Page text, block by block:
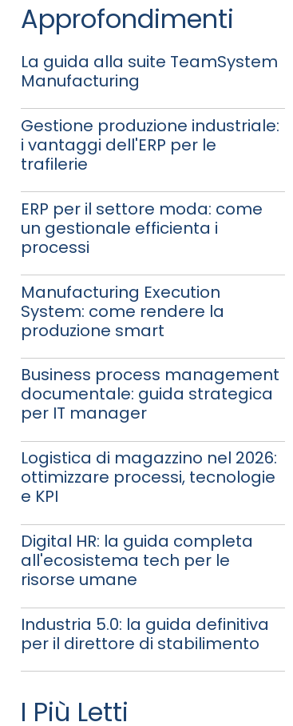
Approfondimenti
La guida alla suite TeamSystem
Manufacturing
Gestione produzione industriale:
i vantaggi dell'ERP per le
trafilerie
ERP per il settore moda: come
un gestionale efficienta i
processi
Manufacturing Execution
System: come rendere la
produzione smart
Business process management
documentale: guida strategica
per IT manager
Logistica di magazzino nel 2026:
ottimizzare processi, tecnologie
e KPI
Digital HR: la guida completa
all'ecosistema tech per le
risorse umane
Industria 5.0: la guida definitiva
per il direttore di stabilimento
I Più Letti